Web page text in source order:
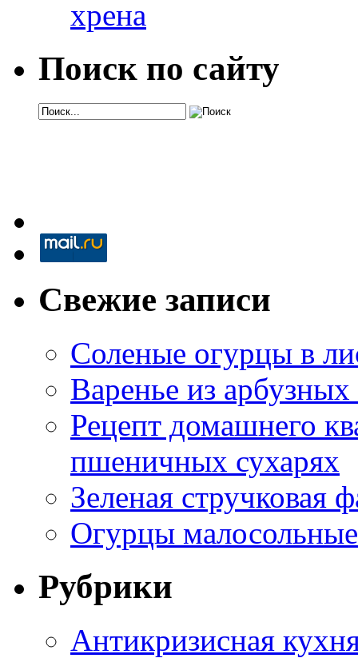
хрена
Поиск по сайту
Свежие записи
Соленые огурцы в
Варенье из
Рецепт домашнего
пшеничных сухарях
Зеленая стручковая
Огурцы
Рубрики
Антикризисная